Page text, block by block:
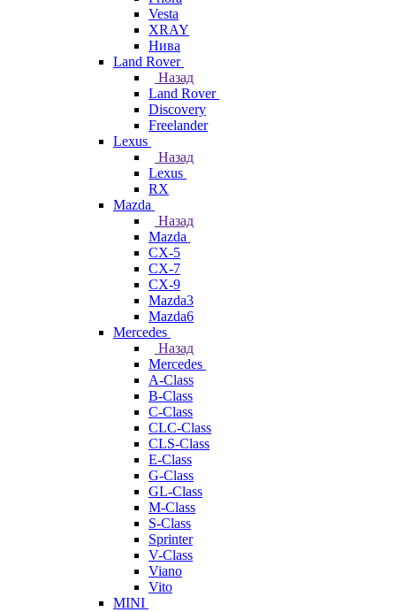
Vesta
XRAY
Нива
Land Rover
Назад
Land Rover
Discovery
Freelander
Lexus
Назад
Lexus
RX
Mazda
Назад
Mazda
CX-5
CX-7
CX-9
Mazda3
Mazda6
Mercedes
Назад
Mercedes
A-Class
B-Class
C-Class
CLC-Class
CLS-Class
E-Class
G-Class
GL-Class
M-Class
S-Class
Sprinter
V-Class
Viano
Vito
MINI